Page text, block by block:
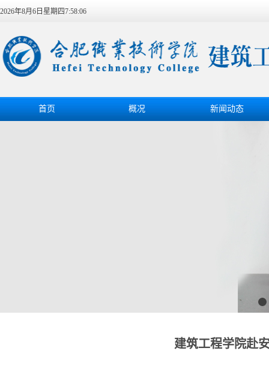
2026年8月6日星期四7:58:06
首页 概况 新闻动态
建筑工程学院赴